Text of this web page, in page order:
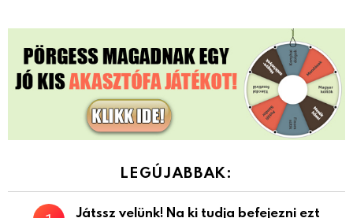
LEGÚJABBAK:
Játssz velünk! Na ki tudja befejezni ezt